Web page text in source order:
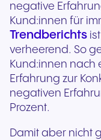
negative
Kund:innen für
Trendberichts
verheerend. So
Kund:innen nach
Erfahrung zur
negativen
Prozent.
Damit aber nicht